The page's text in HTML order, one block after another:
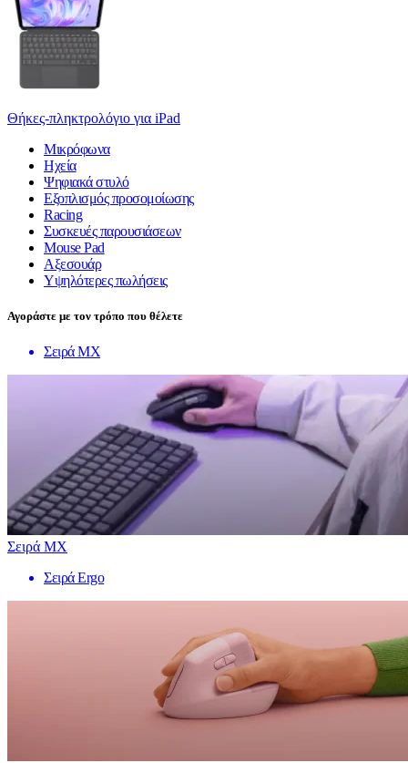
Θήκες-πληκτρολόγιο για iPad
Μικρόφωνα
Ηχεία
Ψηφιακά στυλό
Εξοπλισμός προσομοίωσης
Racing
Συσκευές παρουσιάσεων
Mouse Pad
Αξεσουάρ
Υψηλότερες πωλήσεις
Αγοράστε με τον τρόπο που θέλετε
Σειρά MX
Σειρά MX
Σειρά Ergo